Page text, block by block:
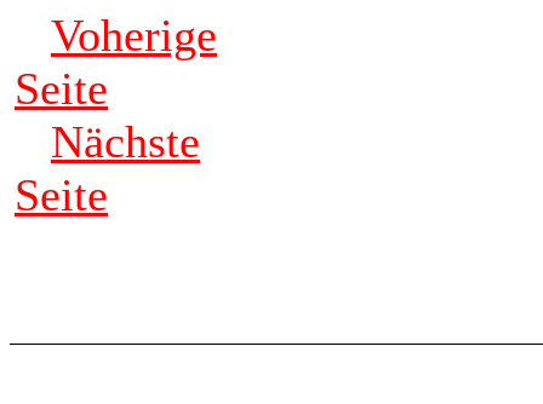
Voherige
Seite
Nächste
Seite